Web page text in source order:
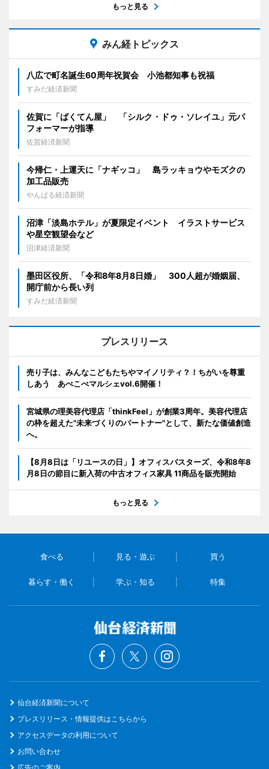
もっと見る
みん経トピックス
八広で町名誕生60周年祝賀会 小池都知事も祝福
すみだ経済新聞
佐賀に「ばくてん屋」 「シルク・ドゥ・ソレイユ」元パ
フォーマーが指導
佐賀経済新聞
今帰仁・上運天に「ナギッコ」 島ラッキョウやモズクの
加工品販売
やんばる経済新聞
沼津「淡島ホテル」が夏限定イベント イラストサービス
や星空観望会など
沼津経済新聞
墨田区役所、「令和8年8月8日婚」 300人超が婚姻届、
開庁前から長い列
すみだ経済新聞
プレスリリース
売り子は、みんなこどもたちやマイノリティ？！ちがいを尊重
しあう あべこべマルシェvol.6開催！
宮城県の理美容代理店「thinkFeel」が創業3周年。美容代理店
の枠を超えた"未来づくりのパートナー"として、新たな価値創造
へ。
【8月8日は「リユースの日」】オフィスバスターズ、令和8年8
月8日の節目に新入荷の中古オフィス家具 11商品を販売開始
もっと見る
食べる 見る・遊ぶ 買う
暮らす・働く 学ぶ・知る 特集
仙台経済新聞について
プレスリリース・情報提供はこちらから
アクセスデータの利用について
お問い合わせ
広告のご案内